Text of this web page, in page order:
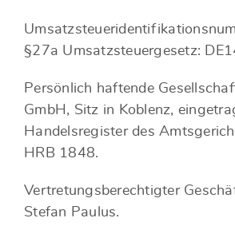
§27a Umsatzsteuergesetz:
Persönlich haftende
GmbH, Sitz in Koblenz,
Handelsregister des
HRB 1848.
Vertretungsberechtigter
Stefan Paulus.